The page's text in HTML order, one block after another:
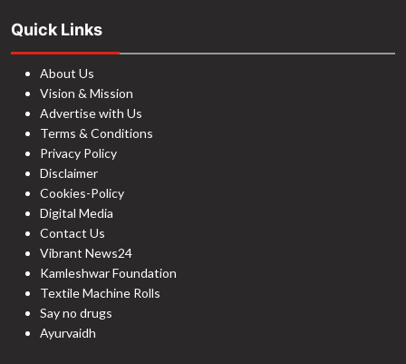
Quick Links
About Us
Vision & Mission
Advertise with Us
Terms & Conditions
Privacy Policy
Disclaimer
Cookies-Policy
Digital Media
Contact Us
Vibrant News24
Kamleshwar Foundation
Textile Machine Rolls
Say no drugs
Ayurvaidh